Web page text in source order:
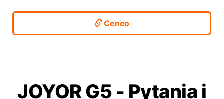
Ceneo
JOYOR G5 - Pytania i